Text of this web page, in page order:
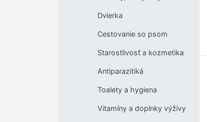
Dvierka
Cestovanie so psom
Starostlivosť a kozmetika
Antiparazitiká
Toalety a hygiena
Vitamíny a doplnky výživy